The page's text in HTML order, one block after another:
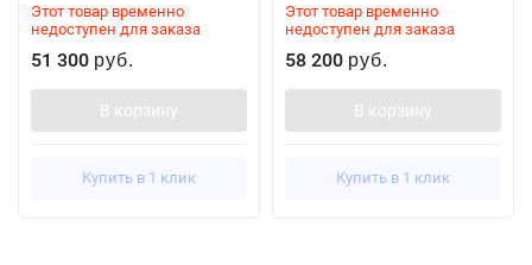
Этот товар временно
недоступен для заказа
51 300 руб.
В корзину
Купить в 1 клик
Этот товар временно
недоступен для заказа
58 200 руб.
В корзину
Купить в 1 клик